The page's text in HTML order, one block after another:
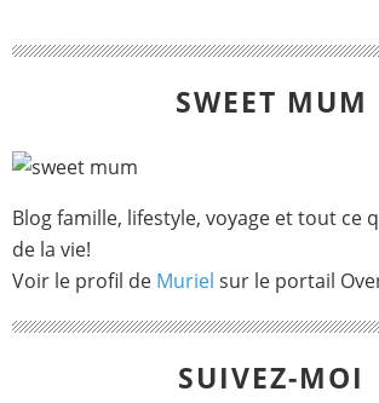
SWEET MUM
Blog famille, lifestyle, voyage et tout ce
de la vie!
Voir le profil de Muriel sur le portail
SUIVEZ-MOI